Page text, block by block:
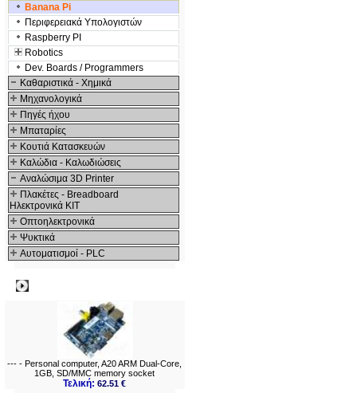
Banana Pi
Περιφερειακά Υπολογιστών
Raspberry PI
Robotics
Dev. Boards / Programmers
Καθαριστικά - Χημικά
Μηχανολογικά
Πηγές ήχου
Μπαταρίες
Κουτιά Κατασκευών
Καλώδια - Καλωδιώσεις
Αναλώσιμα 3D Printer
Πλακέτες - Breadboard
Ηλεκτρονικά ΚΙΤ
Οπτοηλεκτρονικά
Ψυκτικά
Αυτοματισμοί - PLC
--- - Personal computer, A20 ARM Dual-Core,
1GB, SD/MMC memory socket
Τελική:62.51 €